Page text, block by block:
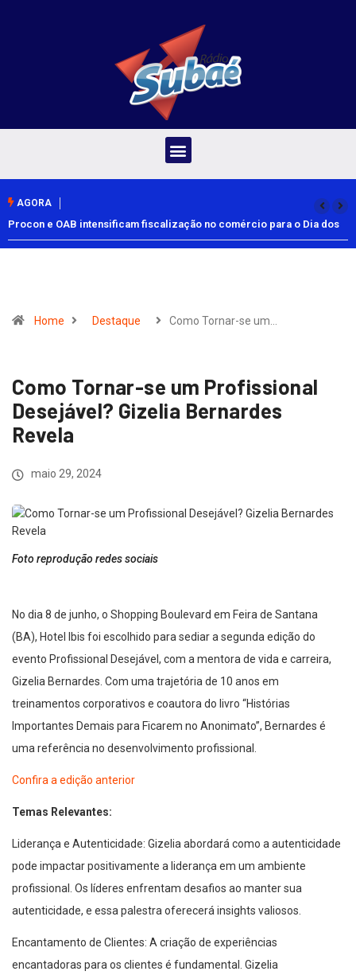
AGORA
Procon e OAB intensificam fiscalização no comércio para o Dia dos
Pais
Home Destaque Como Tornar-se um…
Como Tornar-se um Profissional
Desejável? Gizelia Bernardes
Revela
maio 29, 2024
Foto reprodução redes sociais
No dia 8 de junho, o Shopping Boulevard em Feira de Santana
(BA), Hotel Ibis foi escolhido para sediar a segunda edição do
evento Profissional Desejável, com a mentora de vida e carreira,
Gizelia Bernardes. Com uma trajetória de 10 anos em
treinamentos corporativos e coautora do livro “Histórias
Importantes Demais para Ficarem no Anonimato”, Bernardes é
uma referência no desenvolvimento profissional.
Confira a edição anterior
Temas Relevantes:
Liderança e Autenticidade: Gizelia abordará como a autenticidade
pode impactar positivamente a liderança em um ambiente
profissional. Os líderes enfrentam desafios ao manter sua
autenticidade, e essa palestra oferecerá insights valiosos.
Encantamento de Clientes: A criação de experiências
encantadoras para os clientes é fundamental. Gizelia